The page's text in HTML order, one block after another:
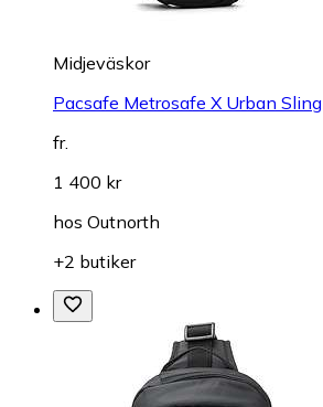
Midjeväskor
Pacsafe Metrosafe X Urban Sling
fr.
1 400 kr
hos Outnorth
+2 butiker